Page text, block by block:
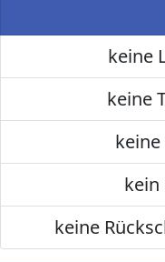
keine
keine
kein
keine